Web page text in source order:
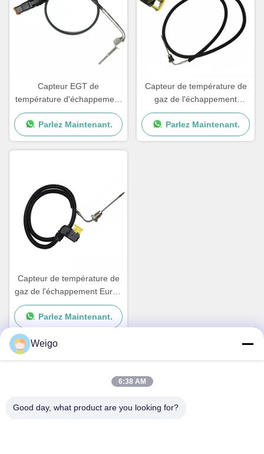
Capteur EGT de
température d'échappement
de camion pour SCANIA OE
2265872 2253825 1882567
Parlez Maintenant.
Capteur de température de
gaz de l'échappement
0075424618 pour Mercedes
Benz Truck A0075424618
Parlez Maintenant.
Capteur de température de
gaz de l'échappement Euro6
pour OEM 75424918 de
Mercedes Benz 0105423518
A0075424918
Parlez Maintenant.
Adresse
Weigo
6:38 AM
Good day, what product are you looking for?